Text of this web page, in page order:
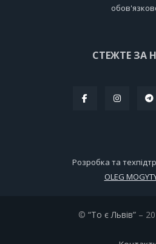
СТЕЖТЕ ЗА
Розробка та
OLEG
© “То є Львів”–